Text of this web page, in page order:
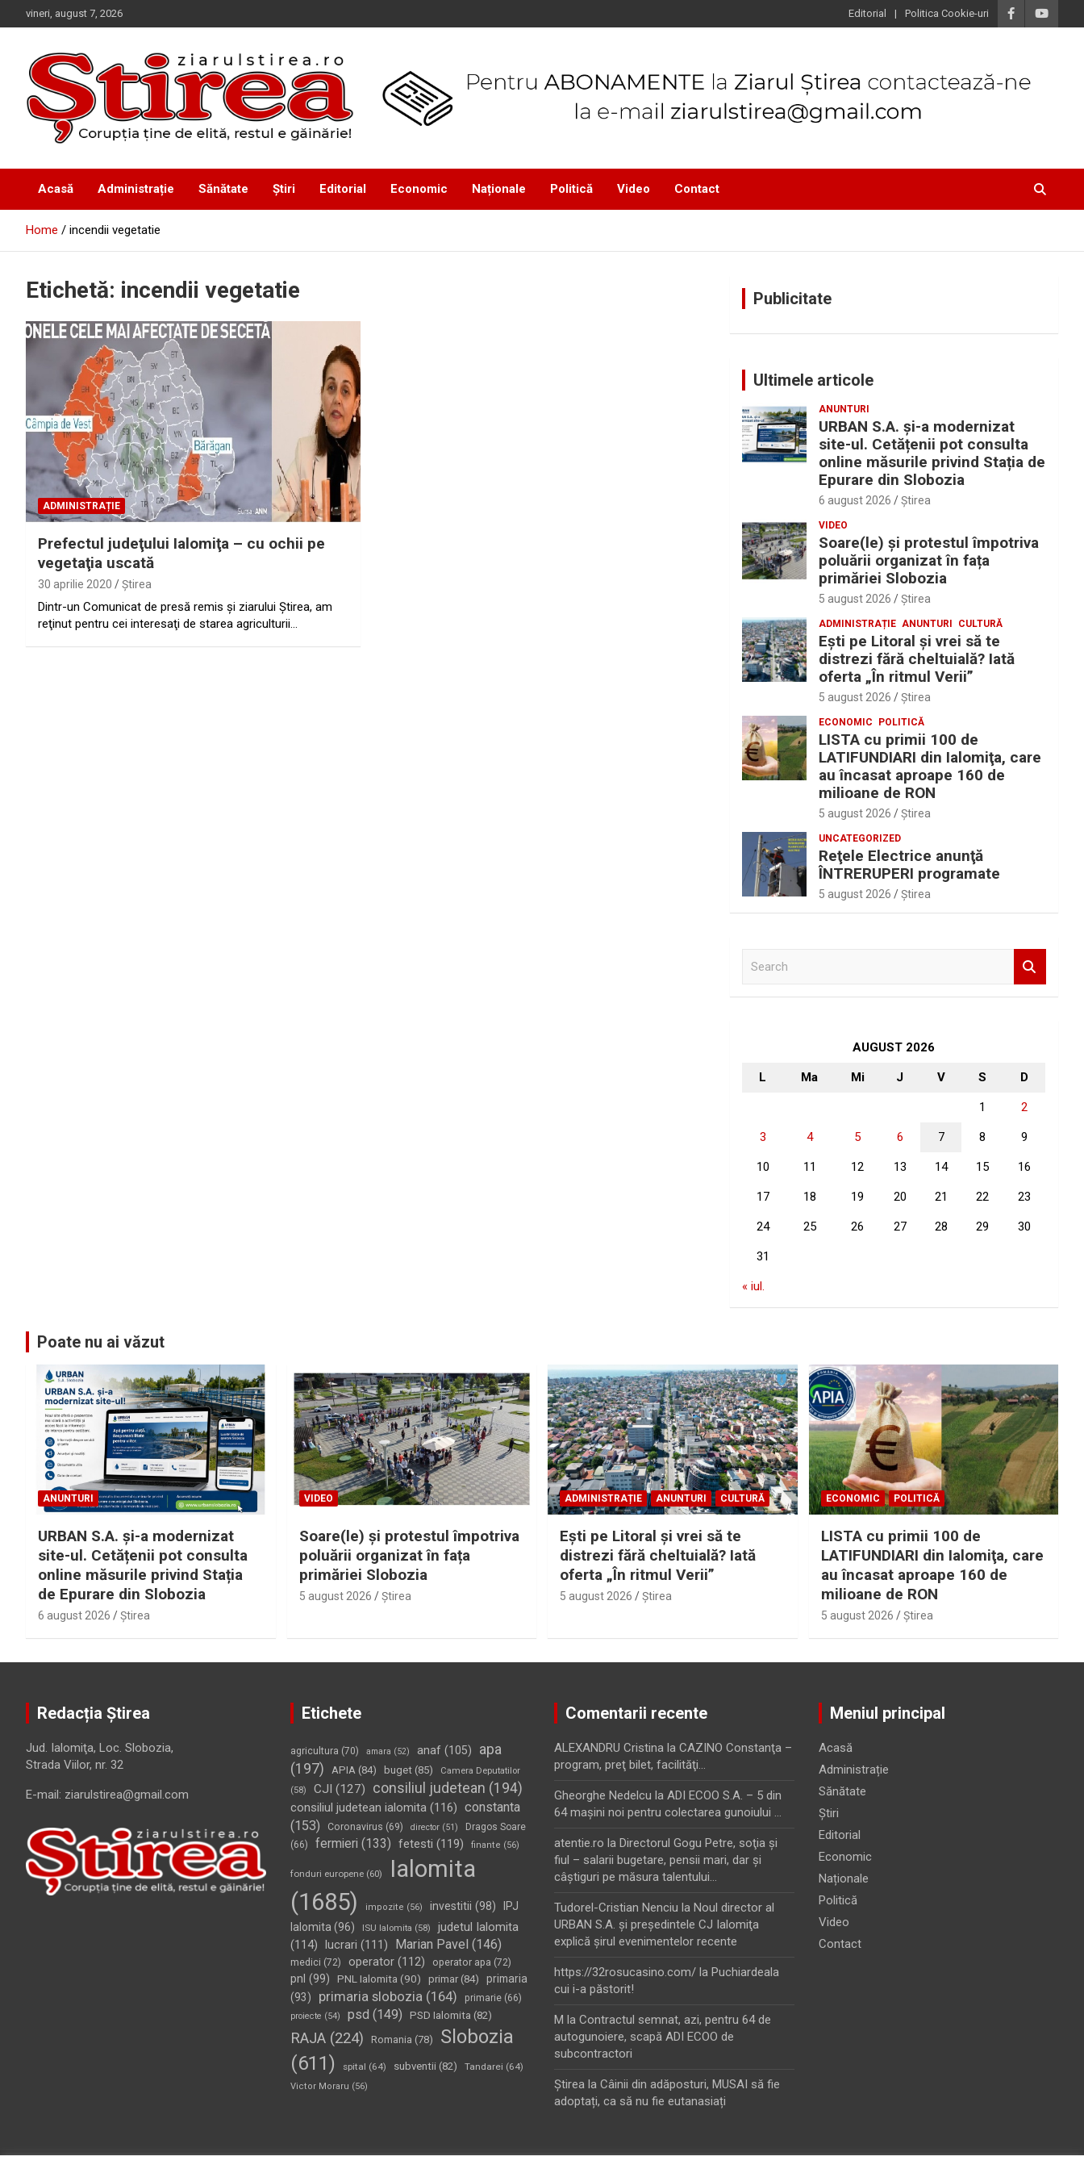
to
vineri, august 7, 2026 Editorial Politica Cookie-uri
Ziarul Știrea
Acasă Administrație Sănătate Știri Editorial Economic Naționale Politică Video Contact
Home incendii vegetatie
Etichetă: incendii vegetatie
ADMINISTRAȚIE
Prefectul judeţului Ialomiţa – cu ochii pe
vegetaţia uscată
30 aprilie 2020 Ştirea
Dintr-un Comunicat de presă remis şi ziarului Ştirea, am
reţinut pentru cei interesaţi de starea agriculturii…
Publicitate
Ultimele articole
ANUNTURI
URBAN S.A. și-a modernizat
site-ul. Cetățenii pot consulta
online măsurile privind Stația de
Epurare din Slobozia
6 august 2026 Ştirea
VIDEO
Soare(le) și protestul împotriva
poluării organizat în fața
primăriei Slobozia
5 august 2026 Ştirea
ADMINISTRAȚIE ANUNTURI CULTURĂ
Eşti pe Litoral şi vrei să te
distrezi fără cheltuială? Iată
oferta „În ritmul Verii”
5 august 2026 Ştirea
ECONOMIC POLITICĂ
LISTA cu primii 100 de
LATIFUNDIARI din Ialomiţa, care
au încasat aproape 160 de
milioane de RON
5 august 2026 Ştirea
UNCATEGORIZED
Reţele Electrice anunţă
ÎNTRERUPERI programate
5 august 2026 Ştirea
AUGUST 2026
L Ma Mi J V S D
1 2
3 4 5 6 7 8 9
10 11 12 13 14 15 16
17 18 19 20 21 22 23
24 25 26 27 28 29 30
31
« iul.
Poate nu ai văzut
ANUNTURI
URBAN S.A. și-a modernizat
site-ul. Cetățenii pot consulta
online măsurile privind Stația
de Epurare din Slobozia
6 august 2026 Ştirea
VIDEO
Soare(le) și protestul împotriva
poluării organizat în fața
primăriei Slobozia
5 august 2026 Ştirea
ADMINISTRAȚIE ANUNTURI CULTURĂ
Eşti pe Litoral şi vrei să te
distrezi fără cheltuială? Iată
oferta „În ritmul Verii”
5 august 2026 Ştirea
ECONOMIC POLITICĂ
LISTA cu primii 100 de
LATIFUNDIARI din Ialomiţa, care
au încasat aproape 160 de
milioane de RON
5 august 2026 Ştirea
Redacția Știrea
Jud. Ialomiţa, Loc. Slobozia,
Strada Viilor, nr. 32
E-mail: ziarulstirea@gmail.com
Etichete
agricultura (70) amara (52) anaf(105)
apa
(197)
APIA(84) buget(85)
Camera Deputatilor
(58)
CJI (127) consiliul judetean (194)
consiliul judetean ialomita(116) constanta
(153)
Coronavirus (69) director(51)
Dragos Soare
(66)
fermieri (133) fetesti (119) finante (56)
fonduri europene(60)
Ialomita
(1685)
impozite (56) investitii (98)
IPJ
Ialomita (96) ISU Ialomita (58)
judetul Ialomita
(114) lucrari (111) Marian Pavel (146)
medici (72) operator(112) operator apa (72)
pnl (99) PNL Ialomita (90) primar(84)
primaria
(93)
primaria slobozia(164) primarie(66)
proiecte (54) psd (149) PSD Ialomita (82)
RAJA(224) Romania (78)
Slobozia
(611)
spital (64) subventii (82) Tandarei (64)
Victor Moraru (56)
Comentarii recente
ALEXANDRU Cristina la CAZINO Constanţa –
program, preţ bilet, facilităţi…
Gheorghe Nedelcu la ADI ECOO S.A. – 5 din
64 maşini noi pentru colectarea gunoiului …
atentie.ro la Directorul Gogu Petre, soţia şi
fiul – salarii bugetare, pensii mari, dar şi
câştiguri pe măsura talentului…
Tudorel-Cristian Nenciu la Noul director al
URBAN S.A. şi preşedintele CJ Ialomiţa
explică şirul evenimentelor recente
https://32rosucasino.com/ la Puchiardeala
cui i-a păstorit!
M la Contractul semnat, azi, pentru 64 de
autogunoiere, scapă ADI ECOO de
subcontractori
Ştirea la Câinii din adăposturi, MUSAI să fie
adoptați, ca să nu fie eutanasiați
Meniul principal
Acasă
Administrație
Sănătate
Știri
Editorial
Economic
Naționale
Politică
Video
Contact